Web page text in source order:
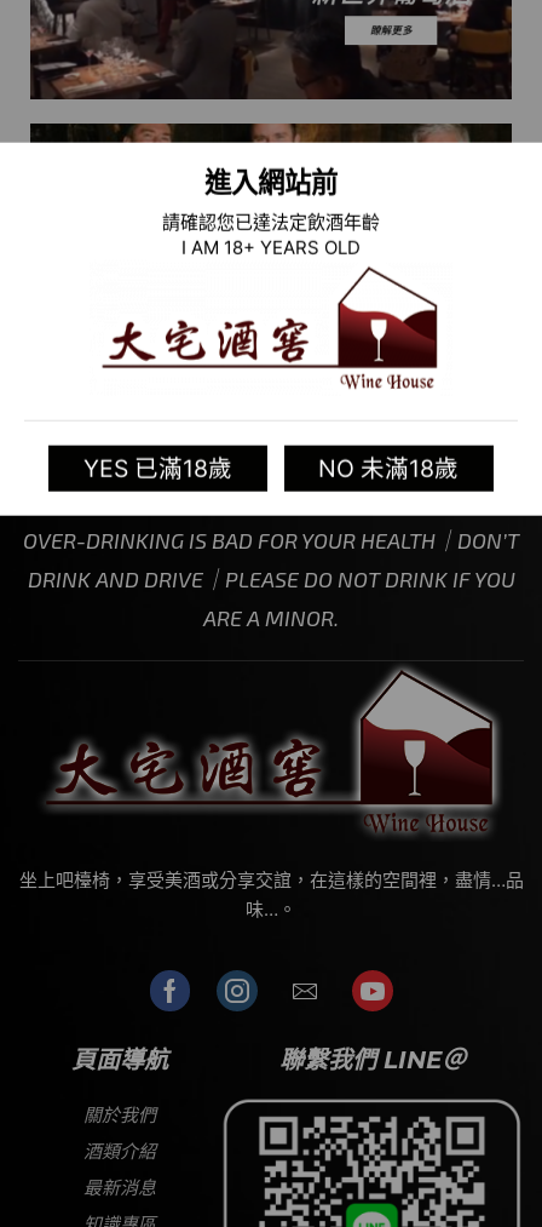
進入網站前
請確認您已達法定飲酒年齡
I AM 18+ YEARS OLD
YES 已滿18歲 NO 未滿18歲
飲酒過量，有礙健康｜喝酒請勿開車｜未滿十八歲禁
OVER-DRINKING IS BAD FOR YOUR HEALTH｜DON’T
DRINK AND DRIVE｜PLEASE DO NOT DRINK IF YOU
ARE A MINOR.
坐上吧檯椅，享受美酒或分享交誼，在這樣的空間裡，盡情…品
味…。
頁面導航
關於我們
酒類介紹
最新消息
聯繫我們 LINE＠